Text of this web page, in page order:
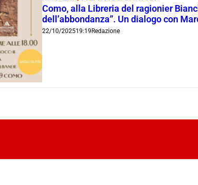
Como, alla Libreria del ragionier
dell’abbondanza”. Un dialogo con
22/10/202519:19 Redazione